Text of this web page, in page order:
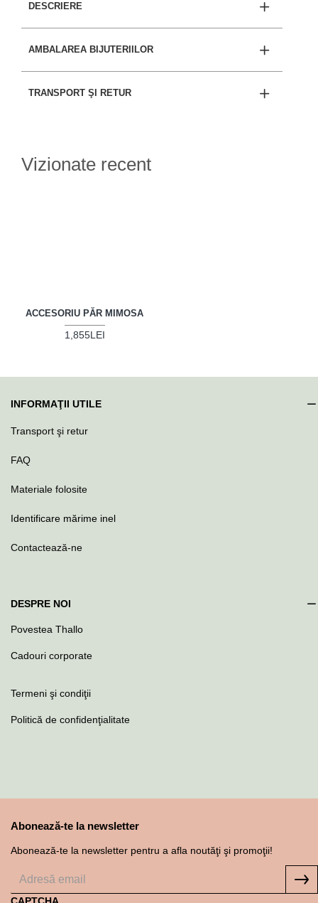
DESCRIERE
AMBALAREA BIJUTERIILOR
TRANSPORT ŞI RETUR
Vizionate recent
ACCESORIU PĂR MIMOSA
1,855LEI
INFORMAŢII UTILE
Transport şi retur
FAQ
Materiale folosite
Identificare mărime inel
Contactează-ne
DESPRE NOI
Povestea Thallo
Cadouri corporate
Termeni şi condiţii
Politică de confidenţialitate
Abonează-te la newsletter
Abonează-te la newsletter pentru a afla noutăţi şi promoţii!